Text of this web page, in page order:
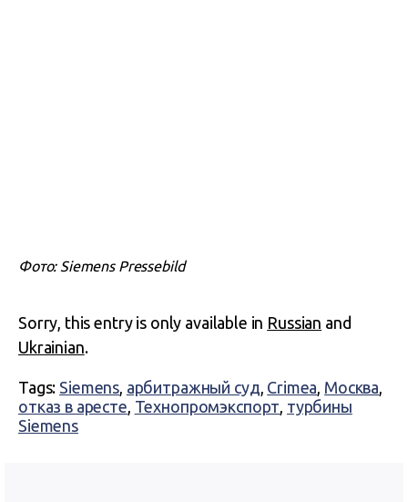
Фото: Siemens Pressebild
Sorry, this entry is only available in Russian and
Ukrainian.
Tags: Siemens, арбитражный суд, Crimea, Москва,
отказ в аресте, Технопромэкспорт, турбины
Siemens